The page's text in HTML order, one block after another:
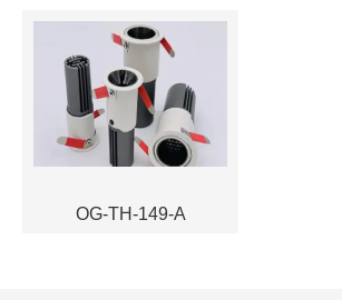
OG-TH-149-A